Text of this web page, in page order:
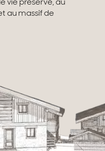
vie préservé, au
au massif de